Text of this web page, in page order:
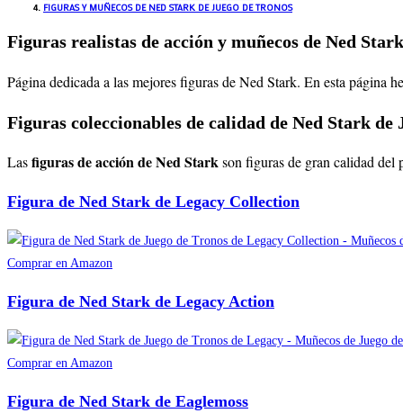
FIGURAS Y MUÑECOS DE NED STARK DE JUEGO DE TRONOS
Figuras realistas de acción y muñecos de Ned
Página dedicada a las mejores figuras de Ned Stark. En esta página
Figuras coleccionables de calidad de Ned Stark de
Lasfiguras de acción de Ned Starkson figuras de gran calidad del
Figura de Ned Stark de Legacy Collection
Comprar en Amazon
Figura de Ned Stark de Legacy Action
Comprar en Amazon
Figura de Ned Stark de Eaglemoss